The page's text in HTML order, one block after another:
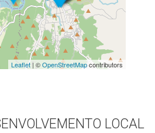
Leaflet| ©OpenStreetMapcontributors
LOCAL